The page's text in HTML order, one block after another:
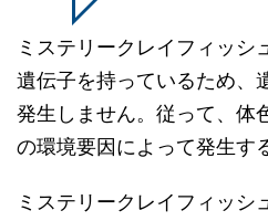
ミステリークレイフィッシ
遺伝子を持っているため、
発生しません。従って、体
の環境要因によって発生す
ミステリークレイフィッシ